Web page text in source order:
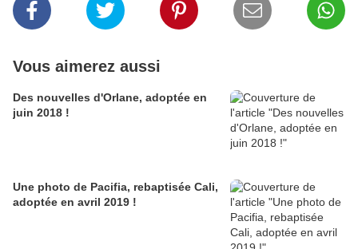
Vous aimerez aussi
Des nouvelles d'Orlane, adoptée en
juin 2018 !
Une photo de Pacifia, rebaptisée Cali,
adoptée en avril 2019 !